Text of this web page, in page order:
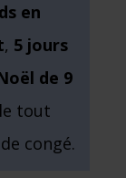
en
, 5 jours
de 9
tout
congé.